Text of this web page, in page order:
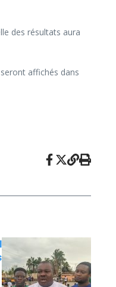
des résultats aura
affichés dans